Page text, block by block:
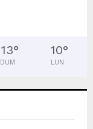
13°
DUM
10°
LUN